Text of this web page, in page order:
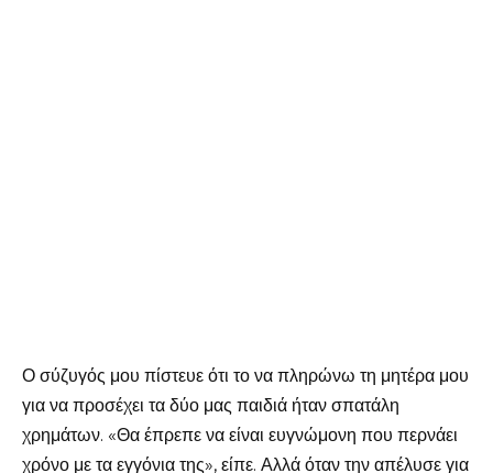
Ο σύζυγός μου πίστευε ότι το να πληρώνω τη μητέρα μου
για να προσέχει τα δύο μας παιδιά ήταν σπατάλη
χρημάτων. «Θα έπρεπε να είναι ευγνώμονη που περνάει
χρόνο με τα εγγόνια της», είπε. Αλλά όταν την απέλυσε για